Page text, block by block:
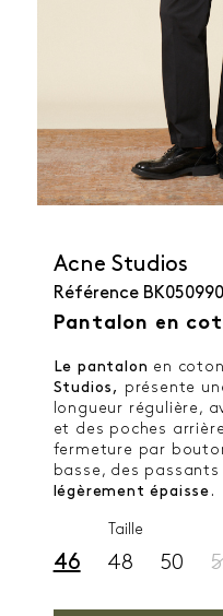
Acne Studios
Référence
Pantalon en
Le pantalon en
Studios, présente
longueur régulière,
et des poches
fermeture par
basse, des
légèrement épaisse .
Taille
46 48 50